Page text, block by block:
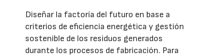
Diseñar la factoría del futuro en base a
criterios de eficiencia energética y gestión
sostenible de los residuos generados
durante los procesos de fabricación. Para